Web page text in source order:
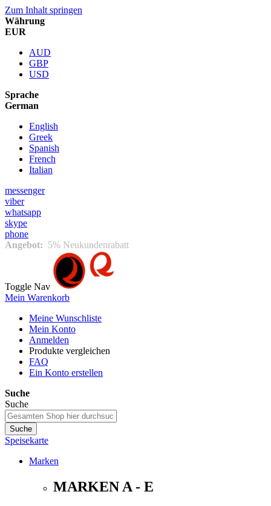
Zum Inhalt springen
Währung
EUR
AUD
GBP
USD
Sprache
German
English
Greek
Spanish
French
Italian
messenger
viber
whatsapp
skype
phone
Angebot: 5% Neukundenrabatt
Toggle Nav
Mein Warenkorb
Meine Wunschliste
Mein Konto
Anmelden
Produkte vergleichen
FAQ
Ein Konto erstellen
Suche
Suche
Suche
Speisekarte
Marken
MARKEN A - E